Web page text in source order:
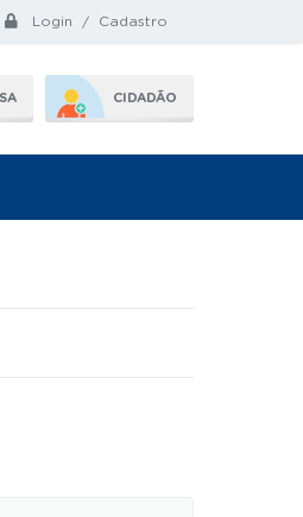
Login / Cadastro
CIDADÃO